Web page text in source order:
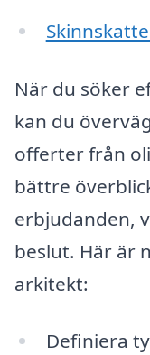
När du söker
kan du
offerter från
bättre
erbjudanden,
beslut. Här är
arkitekt:
Definiera